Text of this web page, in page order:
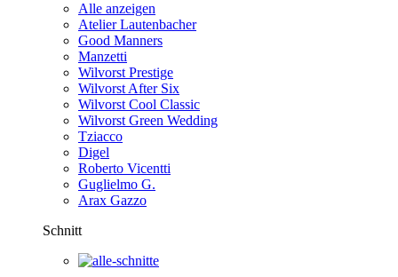
Alle anzeigen
Atelier Lautenbacher
Good Manners
Manzetti
Wilvorst Prestige
Wilvorst After Six
Wilvorst Cool Classic
Wilvorst Green Wedding
Tziacco
Digel
Roberto Vicentti
Guglielmo G.
Arax Gazzo
Schnitt